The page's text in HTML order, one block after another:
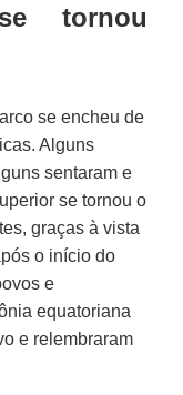
tornou
se encheu de
Alguns
sentaram e
se tornou o
graças à vista
o início do
e
equatoriana
e relembraram